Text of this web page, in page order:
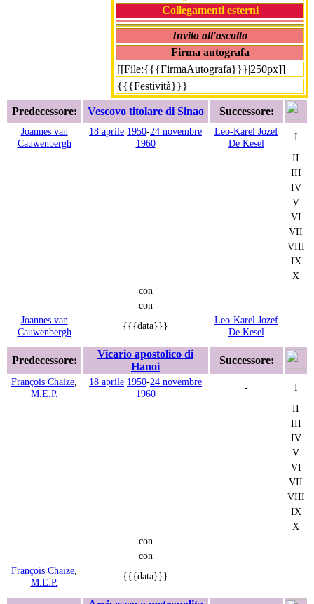
Collegamenti esterni
Invito all'ascolto
Firma autografa
[[File:{{{FirmaAutografa}}}|250px]]
{{{Festività}}}
Predecessore: Vescovo titolare di Sinao Successore:
Joannes van
Cauwenbergh
18 aprile 1950-24 novembre
1960
Leo-Karel Jozef
De Kesel
I
II
III
IV
V
VI
VII
VIII
IX
X
con
con
Joannes van
Cauwenbergh
{{{data}}}
Leo-Karel Jozef
De Kesel
Predecessore:
Vicario apostolico di
Hanoi
Successore:
François Chaize
M.E.P.
18 aprile 1950-24 novembre
1960
-
I
II
III
IV
V
VI
VII
VIII
IX
X
con
con
François Chaize
M.E.P.
{{{data}}} -